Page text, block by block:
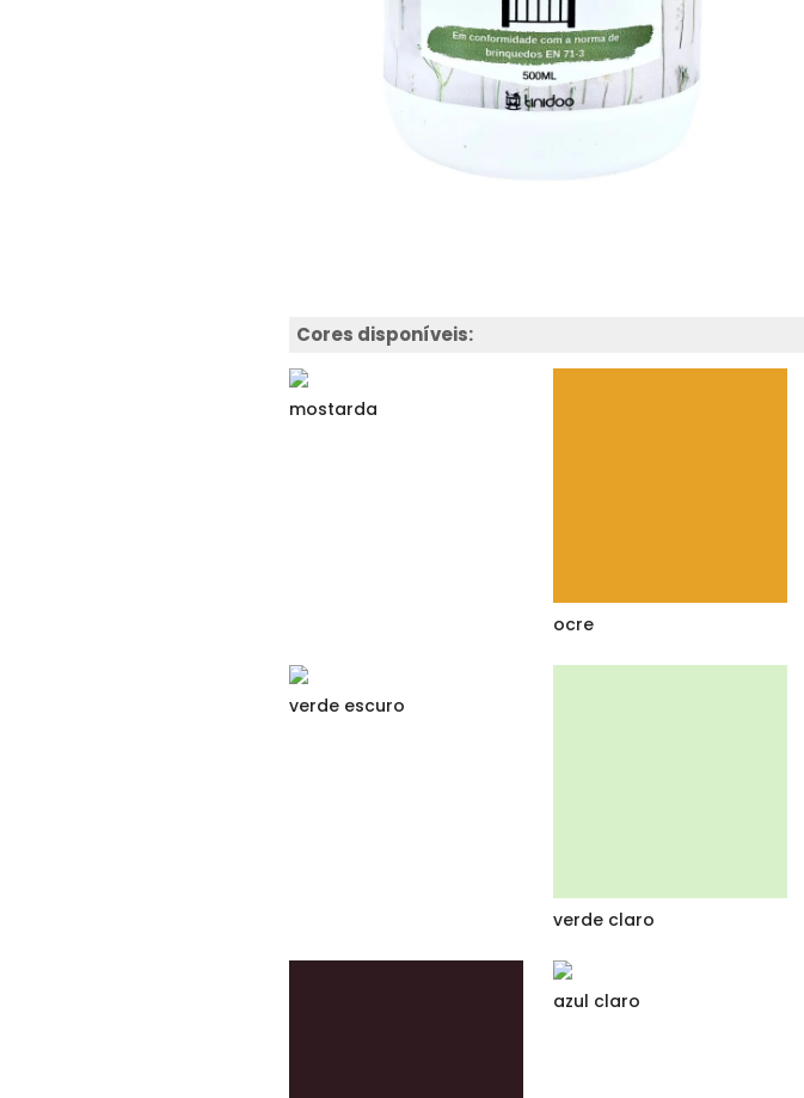
Cores disponíveis:
mostarda
ocre
verde escuro
verde claro
azul claro